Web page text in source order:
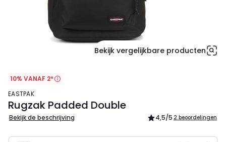
Bekijk vergelijkbare producten
10% VANAF 2*
EASTPAK
Rugzak Padded Double
Bekijk de beschrijving 4,5/5 2 beoordelingen